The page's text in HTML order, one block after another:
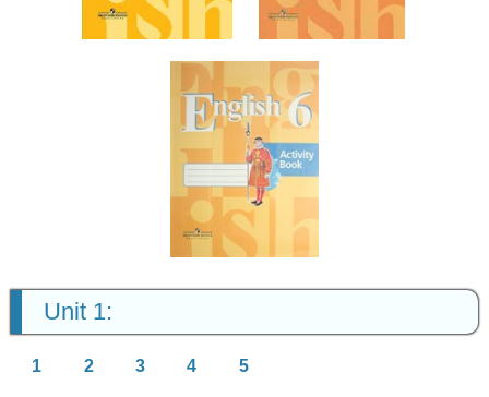
Английский
6 класс
Английский
язык
6 класс
Unit 1:
1 2 3 4 5